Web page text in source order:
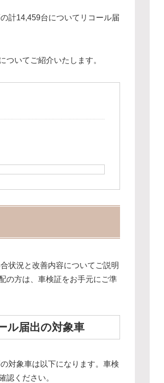
計14,459台についてリコール届
ついてご紹介いたします。
状況と改善内容についてご説明
の方は、車検証をお手元にご準
ル届出の対象車
対象車は以下になります。車検
認ください。